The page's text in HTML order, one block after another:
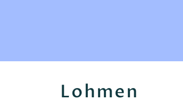
Lohmen